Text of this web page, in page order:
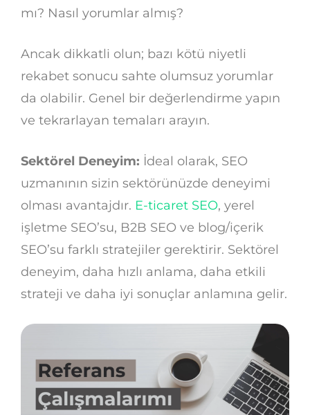
mı? Nasıl yorumlar almış?
Ancak dikkatli olun; bazı kötü niyetli
rekabet sonucu sahte olumsuz yorumlar
da olabilir. Genel bir değerlendirme yapın
ve tekrarlayan temaları arayın.
Sektörel Deneyim: İdeal olarak, SEO
uzmanının sizin sektörünüzde deneyimi
olması avantajdır. E-ticaret SEO, yerel
işletme SEO’su, B2B SEO ve blog/içerik
SEO’su farklı stratejiler gerektirir. Sektörel
deneyim, daha hızlı anlama, daha etkili
strateji ve daha iyi sonuçlar anlamına gelir.